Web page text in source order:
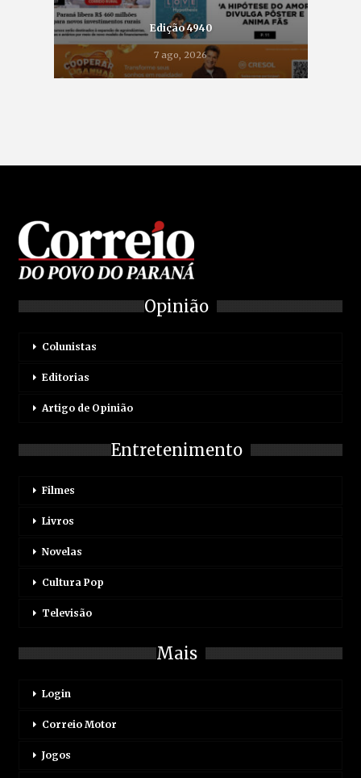
Edição 4940
7 ago, 2026
Opinião
Colunistas
Editorias
Artigo de Opinião
Entretenimento
Filmes
Livros
Novelas
Cultura Pop
Televisão
Mais
Login
Correio Motor
Jogos